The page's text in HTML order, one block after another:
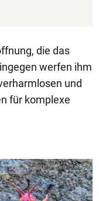
die das
werfen ihm
und
für komplexe